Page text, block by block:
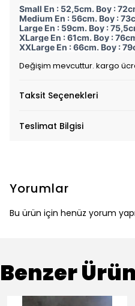
Small En : 52,5cm. Boy :
Medium En : 56cm. Boy :
Large En : 59cm. Boy :
XLarge En : 61cm. Boy :
XXLarge En : 66cm. Boy :
Değişim mevcuttur. kargo
Taksit Seçenekleri
Teslimat Bilgisi
Yorumlar
Bu ürün için henüz yorum
Benzer